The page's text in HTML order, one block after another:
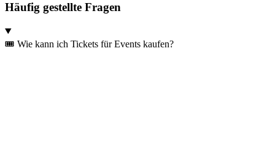
Häufig gestellte Fragen
🎟️ Wie kann ich Tickets für Events kaufen?